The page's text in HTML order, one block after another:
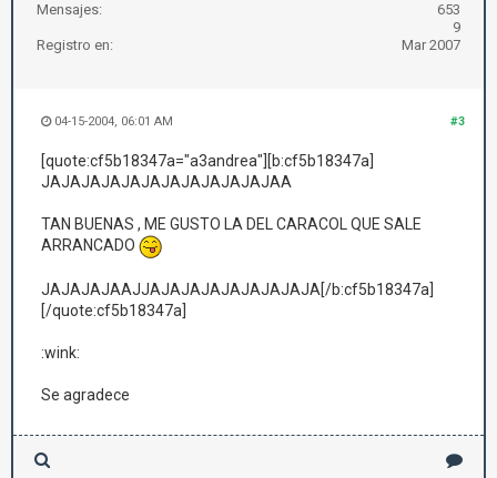
Mensajes:
653
9
Registro en:
Mar 2007
#3
04-15-2004, 06:01 AM
[quote:cf5b18347a="a3andrea"][b:cf5b18347a]
JAJAJAJAJAJAJAJAJAJAJAJAA
TAN BUENAS , ME GUSTO LA DEL CARACOL QUE SALE
ARRANCADO
JAJAJAJAAJJAJAJAJAJAJAJAJAJA[/b:cf5b18347a]
[/quote:cf5b18347a]
:wink:
Se agradece